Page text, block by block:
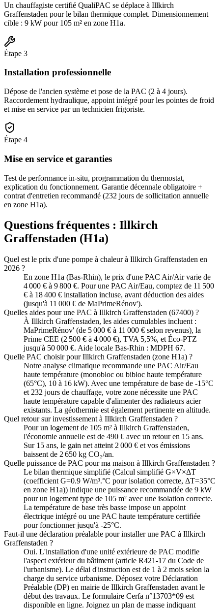
Un chauffagiste certifié QualiPAC se déplace à Illkirch
Graffenstaden pour le bilan thermique complet. Dimensionnement
cible : 9 kW pour 105 m² en zone H1a.
Étape 3
Installation professionnelle
Dépose de l'ancien système et pose de la PAC (2 à 4 jours).
Raccordement hydraulique, appoint intégré pour les pointes de froid
et mise en service par un technicien frigoriste.
Étape 4
Mise en service et garanties
Test de performance in-situ, programmation du thermostat,
explication du fonctionnement. Garantie décennale obligatoire +
contrat d'entretien recommandé (232 jours de sollicitation annuelle
en zone H1a).
Questions fréquentes : Illkirch
Graffenstaden (H1a)
Quel est le prix d'une pompe à chaleur à Illkirch Graffenstaden en
2026 ?
En zone H1a (Bas-Rhin), le prix d'une PAC Air/Air varie de
4 000 € à 9 800 €. Pour une PAC Air/Eau, comptez de 11 500
€ à 18 400 € installation incluse, avant déduction des aides
(jusqu'à 11 000 € de MaPrimeRénov').
Quelles aides pour une PAC à Illkirch Graffenstaden (67400) ?
À Illkirch Graffenstaden, les aides cumulables incluent :
MaPrimeRénov' (de 5 000 € à 11 000 € selon revenus), la
Prime CEE (2 500 € à 4 000 €), TVA 5,5%, et Éco-PTZ
jusqu'à 50 000 €. Aide locale Bas-Rhin : MDPH 67.
Quelle PAC choisir pour Illkirch Graffenstaden (zone H1a) ?
Notre analyse climatique recommande une PAC Air/Eau
haute température (monobloc ou bibloc haute température
(65°C), 10 à 16 kW). Avec une température de base de -15°C
et 232 jours de chauffage, votre zone nécessite une PAC
haute température capable d'alimenter des radiateurs acier
existants. La géothermie est également pertinente en altitude.
Quel retour sur investissement à Illkirch Graffenstaden ?
Pour un logement de 105 m² à Illkirch Graffenstaden,
l'économie annuelle est de 490 € avec un retour en 15 ans.
Sur 15 ans, le gain net atteint 2 000 € et vos émissions
baissent de 2 650 kg CO₂/an.
Quelle puissance de PAC pour ma maison à Illkirch Graffenstaden ?
Le bilan thermique simplifié (Calcul simplifié G×V×ΔT
(coefficient G=0.9 W/m³.°C pour isolation correcte, ΔT=35°C
en zone H1a)) indique une puissance recommandée de 9 kW
pour un logement type de 105 m² avec une isolation correcte.
La température de base très basse impose un appoint
électrique intégré ou une PAC haute température certifiée
pour fonctionner jusqu'à -25°C.
Faut-il une déclaration préalable pour installer une PAC à Illkirch
Graffenstaden ?
Oui. L'installation d'une unité extérieure de PAC modifie
l'aspect extérieur du bâtiment (article R421-17 du Code de
l'urbanisme). Le délai d'instruction est de 1 à 2 mois selon la
charge du service urbanisme. Déposez votre Déclaration
Préalable (DP) en mairie de Illkirch Graffenstaden avant le
début des travaux. Le formulaire Cerfa n°13703*09 est
disponible en ligne. Joignez un plan de masse indiquant